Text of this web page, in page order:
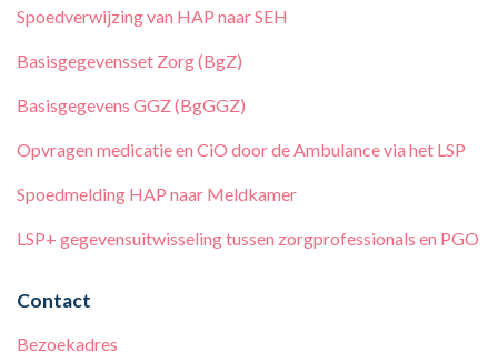
Spoedverwijzing van HAP naar SEH
Basisgegevensset Zorg (BgZ)
Basisgegevens GGZ (BgGGZ)
Opvragen medicatie en CiO door de Ambulance via het LSP
Spoedmelding HAP naar Meldkamer
LSP+ gegevensuitwisseling tussen zorgprofessionals en PGO
Contact
Bezoekadres